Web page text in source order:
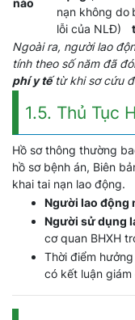
nào
nạn không do
lỗi của NLĐ)
Ngoài ra, người lao
tính theo số năm đã
phí y tếtừ khi sơ cứu
1.5. Thủ Tục
Hồ sơ thông thường
hồ sơ bệnh án, Biên
khai tai nạn lao động.
Người lao động
Người sử dụng
cơ quan BHXH
Thời điểm
có kết luận giám